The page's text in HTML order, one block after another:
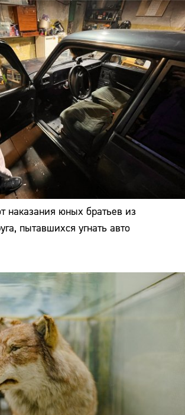
наказания юных братьев из
пытавшихся угнать авто